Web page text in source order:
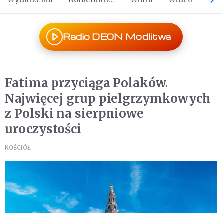
Radio DEON Modlitwa
Fatima przyciąga Polaków.
Najwięcej grup pielgrzymkowych
z Polski na sierpniowe
uroczystości
KOŚCIÓŁ